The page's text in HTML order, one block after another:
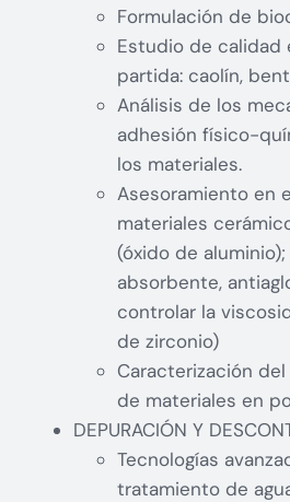
Formulación de
Estudio de
partida: caolín,
Análisis de los
adhesión físico-
los materiales.
Asesoramiento en
materiales
(óxido de
absorbente,
controlar la
de zirconio)
Caracterización
de materiales en
DEPURACIÓN Y
Tecnologías
tratamiento de